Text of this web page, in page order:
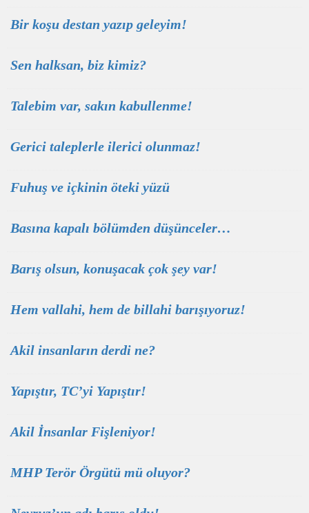
Bir koşu destan yazıp geleyim!
Sen halksan, biz kimiz?
Talebim var, sakın kabullenme!
Gerici taleplerle ilerici olunmaz!
Fuhuş ve içkinin öteki yüzü
Basına kapalı bölümden düşünceler…
Barış olsun, konuşacak çok şey var!
Hem vallahi, hem de billahi barışıyoruz!
Akil insanların derdi ne?
Yapıştır, TC’yi Yapıştır!
Akil İnsanlar Fişleniyor!
MHP Terör Örgütü mü oluyor?